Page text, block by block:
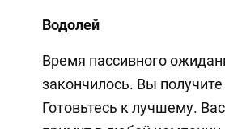
Водолей
Время пассивного
закончилось. Вы
Готовьтесь к лучшему.